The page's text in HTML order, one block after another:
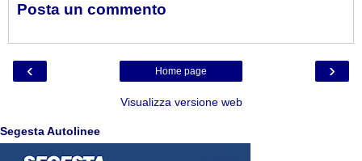
Posta un commento
‹ ›
Home page
Visualizza versione web
Segesta Autolinee